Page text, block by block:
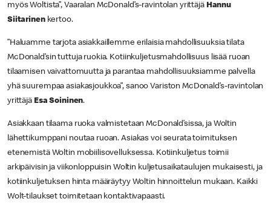
myös Woltista”, Vaaralan McDonald’s-ravintolan yrittäjä Hannu
Siitarinenkertoo.
”Haluamme tarjota asiakkaillemme erilaisia mahdollisuuksia tilata
McDonald’sin tuttuja ruokia. Kotiinkuljetusmahdollisuus lisää ruoan
tilaamisen vaivattomuutta ja parantaa mahdollisuuksiamme palvella
yhä suurempaa asiakasjoukkoa”, sanoo Variston McDonald’s-ravintolan
yrittäjäEsa Soininen.
Asiakkaan tilaama ruoka valmistetaan McDonald’sissa, ja Woltin
lähettikumppani noutaa ruoan. Asiakas voi seurata toimituksen
etenemistä Woltin mobiilisovelluksessa. Kotiinkuljetus toimii
arkipäivisin ja viikonloppuisin Woltin kuljetusaikataulujen mukaisesti, ja
kotiinkuljetuksen hinta määräytyy Woltin hinnoittelun mukaan. Kaikki
Wolt-tilaukset toimitetaan kontaktivapaasti.